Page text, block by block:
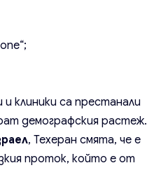
клиники са престанали
демографския растеж.
, Техеран смята, че е
проток, който е от